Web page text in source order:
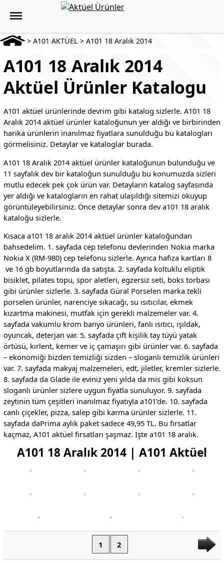
> A101 AKTÜEL > A101 18 Aralık 2014
A101 18 Aralık 2014
Aktüel Ürünler Katalogu
A101 aktüel ürünlerinde devrim gibi katalog sizlerle. A101 18
Aralık 2014 aktüel ürünler kataloğunun yer aldığı ve birbirinden
harika ürünlerin inanılmaz fiyatlara sunulduğu bu katalogları
görmelisiniz. Detaylar ve kataloglar burada.
A101 18 Aralık 2014 aktüel ürünler kataloğunun bulunduğu ve
11 sayfalık dev bir kataloğun sunulduğu bu konumuzda sizleri
mutlu edecek pek çok ürün var. Detayların katalog sayfasında
yer aldığı ve katalogların en rahat ulaşıldığı sitemizi okuyup
görüntüleyebilirsiniz. Önce detaylar sonra dev a101 18 aralık
kataloğu sizlerle.
Kısaca a101 18 aralık 2014 aktüel ürünler kataloğundan
bahsedelim. 1. sayfada cep telefonu devlerinden Nokia marka
Nokia X (RM-980) cep telefonu sizlerle. Ayrıca hafıza kartları 8
ve 16 gb boyutlarında da satışta. 2. sayfada koltuklu eliptik
bisiklet, pilates topu, spor aletleri, egzersiz seti, boks torbası
gibi ürünler sizlerle. 3. sayfada Güral Porselen marka tekli
porselen ürünler, narenciye sıkacağı, su ısıtıcılar, ekmek
kızartma makinesi, mutfak için gerekli malzemeler var. 4.
sayfada vakumlu krom banyo ürünleri, fanlı ısıtıcı, ışıldak,
oyuncak, deterjan var. 5. sayfada çift kişilik tay tüyü yatak
örtüsü, kırlent, kemer ve iç çamaşırı gibi ürünler var. 6. sayfada
– ekonomiği bizden temizliği sizden – sloganlı temizlik ürünleri
var. 7. sayfada makyaj malzemeleri, edt, jiletler, kremler sizlerle.
8. sayfada da Glade ile eviniz yeni yılda da mis gibi koksun
sloganlı ürünler sizlere uygun fiyatla sunuluyor. 9. sayfada
zeytinin tüm çeşitleri inanılmaz fiyatıyla a101’de. 10. sayfada
canlı çiçekler, pizza, salep gibi karma ürünler sizlerle. 11.
sayfada daPrima aylık paket sadece 49,95 TL. Bu fırsatlar
kaçmaz, A101 aktüel fırsatları şaşmaz. İşte a101 18 aralık.
A101 18 Aralık 2014 | A101 Aktüel
1 2